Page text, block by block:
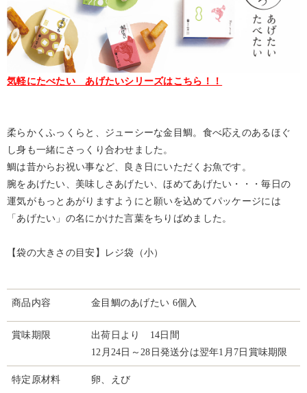
気軽にたべたい あげたいシリーズはこちら！！
柔らかくふっくらと、ジューシーな金目鯛。食べ応えのあるほぐ
し身も一緒にさっくり合わせました。
鯛は昔からお祝い事など、良き日にいただくお魚です。
腕をあげたい、美味しさあげたい、ほめてあげたい・・・毎日の
運気がもっとあがりますようにと願いを込めてパッケージには
「あげたい」の名にかけた言葉をちりばめました。
【袋の大きさの目安】レジ袋（小）
商品内容 金目鯛のあげたい 6個入
賞味期限
出荷日より 14日間
12月24日～28日発送分は翌年1月7日賞味期限
特定原材料 卵、えび